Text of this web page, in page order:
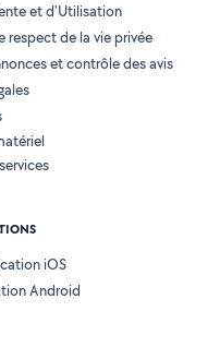
et d'Utilisation
de la vie privée
et contrôle des avis
iOS
Android